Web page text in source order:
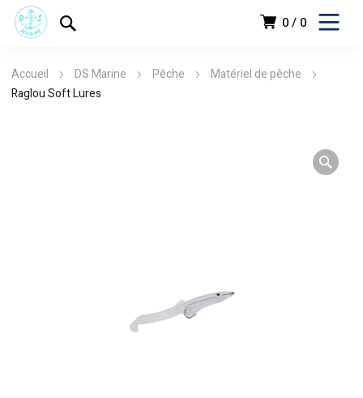
0 0
Accueil DS Marine Pêche
Matériel de pêche
Raglou Soft Lures